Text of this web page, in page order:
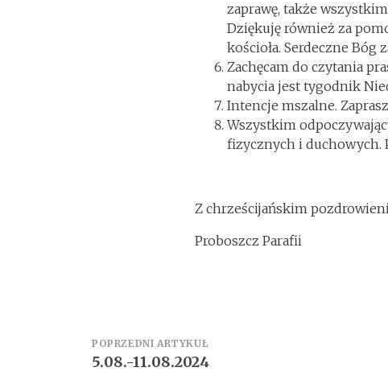
zaprawę, także
Dziękuję również za
kościoła. Serdeczne Bóg
Zachęcam do czytania
nabycia jest tygodnik
Intencje mszalne.
Wszystkim
fizycznych i duchowych.
Z chrześcijańskim
Proboszcz Parafii
Zobacz
POPRZEDNI ARTYKUŁ
5.08.-11.08.2024